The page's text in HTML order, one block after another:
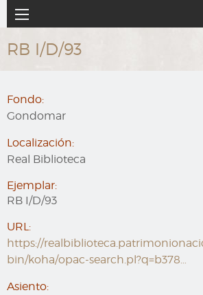
al
contenido
principal
Navegación
principal
RB I/D/93
Fondo:
Gondomar
Localización:
Real Biblioteca
Ejemplar:
RB I/D/93
URL:
https://
bin/koha/opac-search.pl?q=b378…
Asiento: